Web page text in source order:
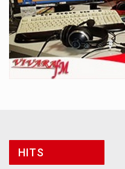
HITS